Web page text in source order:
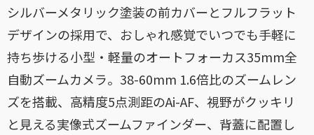
シルバーメタリック塗装の前カバーとフルフラット
デザインの採用で、おしゃれ感覚でいつでも手軽に
持ち歩ける小型・軽量のオートフォーカス35mm全
自動ズームカメラ。38-60mm 1.6倍比のズームレン
ズを搭載、高精度5点測距のAi-AF、視野がクッキリ
と見える実像式ズームファインダー、背蓋に配置し